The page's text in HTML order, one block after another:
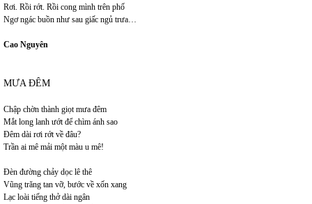
Rơi. Rồi rớt. Rồi cong mình trên phố
Ngơ ngác buồn như sau giấc ngủ trưa…
Cao Nguyên
MƯA ĐÊM
Chập chờn thành giọt mưa đêm
Mắt long lanh ướt để chìm ánh sao
Đêm dài rơi rớt về đâu?
Trần ai mê mải một màu u mê!
Đèn đường chảy dọc lê thê
Vũng trăng tan vỡ, bước về xốn xang
Lạc loài tiếng thở dài ngân